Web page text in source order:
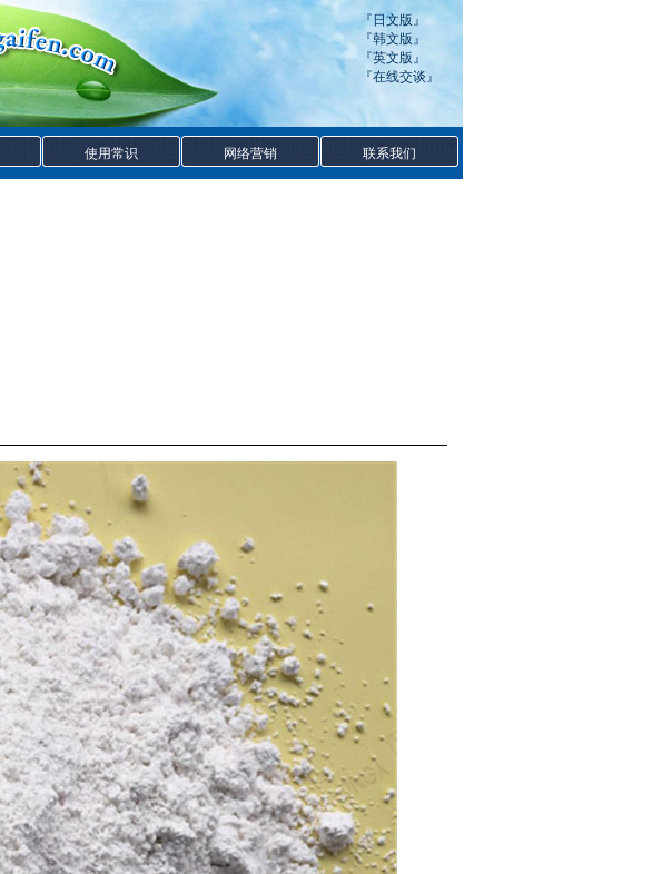
『 日文版』
『韩文版』
『英文版』
『在线交谈』
使用常识 网络营销 联系我们